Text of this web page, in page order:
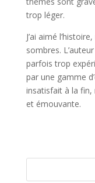
trop léger.
J’ai aimé
sombres.
parfois trop
par une gamme
insatisfait à la fin,
et émouvante.